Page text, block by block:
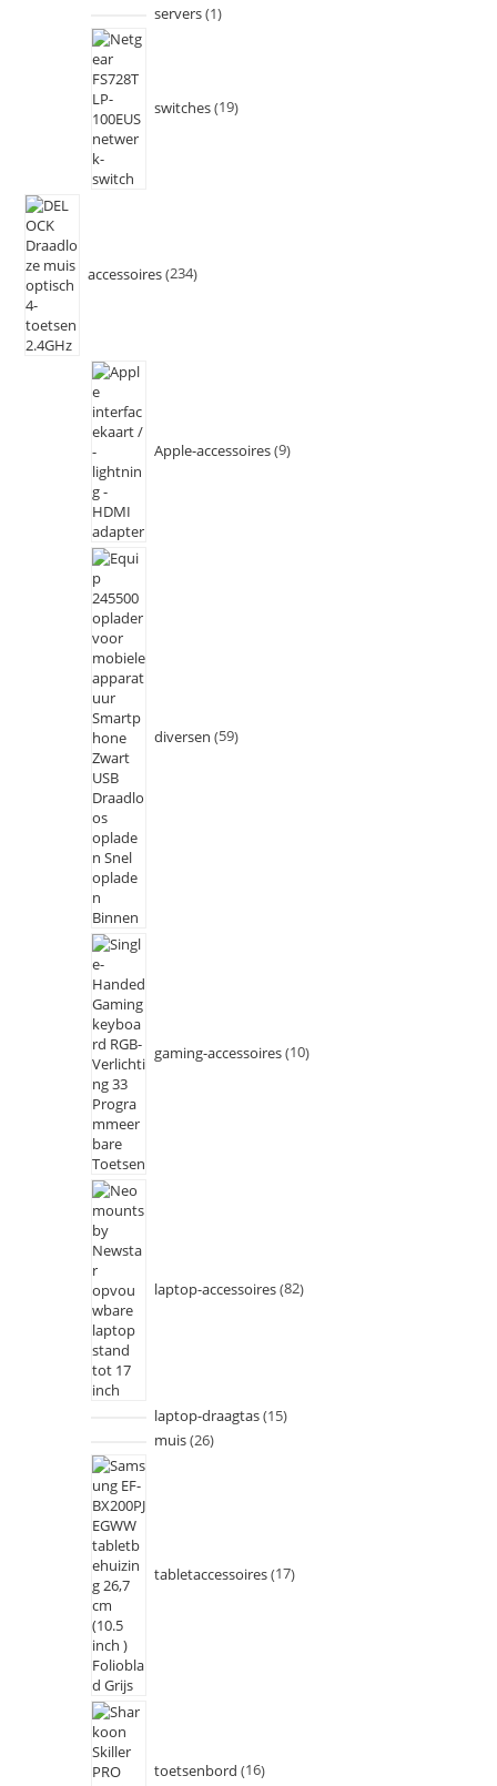
servers 1
switches 19
accessoires 234
Apple-accessoires 9
diversen 59
gaming-accessoires 10
laptop-accessoires 82
laptop-draagtas 15
muis 26
tabletaccessoires 17
toetsenbord 16